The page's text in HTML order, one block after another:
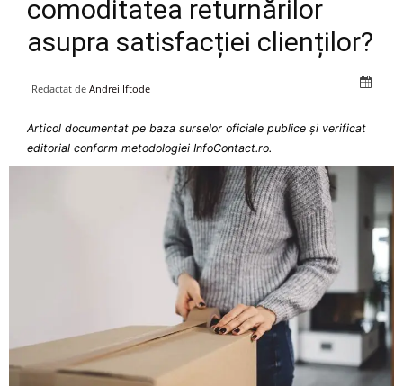
comoditatea returnărilor
asupra satisfacției clienților?
Redactat de Andrei Iftode
Articol documentat pe baza surselor oficiale publice și verificat
editorial conform metodologiei InfoContact.ro.